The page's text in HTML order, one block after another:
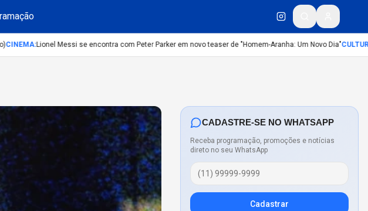
:Lionel Messi se encontra com Peter Parker em novo teaser de "Homem-Aranha: Um Novo Dia"CULTURA:
CADASTRE-SE NO WHATSAPP
Receba programação, promoções e notícias
direto no seu WhatsApp
Cadastrar